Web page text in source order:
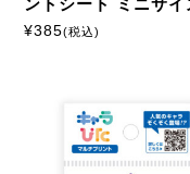
ントシート ミニサイ
¥385(税込)